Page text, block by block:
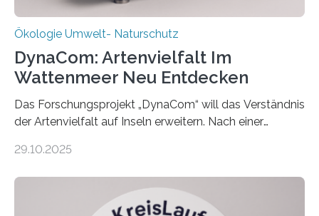
Ökologie Umwelt- Naturschutz
DynaCom: Artenvielfalt Im
Wattenmeer Neu Entdecken
Das Forschungsprojekt „DynaCom“ will das Verständnis
der Artenvielfalt auf Inseln erweitern. Nach einer
Beobachtungen im Wattenmeer ist nun eine große
Oldenburg befassen sich insbesondere damit, wie ein
Ökosystem gedeiht – und wie sich dieser Prozess
29.10.2025